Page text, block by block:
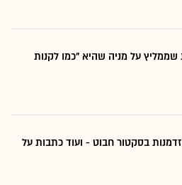
על מניה שהיא "כמו לקנות
בסקטור חבוט - ועוד כתבות על